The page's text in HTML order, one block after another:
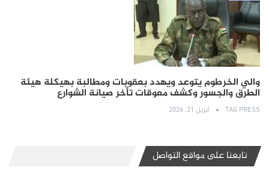
والي الخرطوم يتوعد ويهدد بعقوبات ومطالبة بهيكلة هيئة
الطرق والجسور وكشف معوقات تأخر صيانة الشوارع
TAG PRESS أبريل 21, 2026
تابعنا على مواقع التواصل